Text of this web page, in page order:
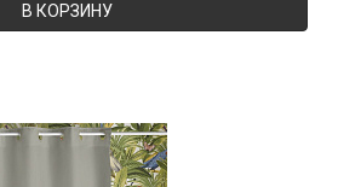
В КОРЗИНУ